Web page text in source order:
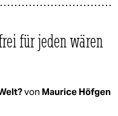
für jeden wären
von Maurice Höfgen